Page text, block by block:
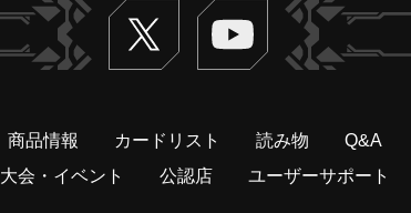
Twitter ヴァンガードch
商品情報 カードリスト 読み物 Q&A
大会・イベント 公認店 ユーザーサポート